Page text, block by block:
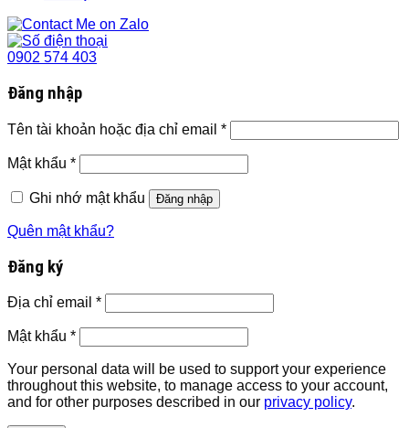
0902 574 403
Đăng nhập
Tên tài khoản hoặc địa chỉ email *
Mật khẩu *
Ghi nhớ mật khẩu Đăng nhập
Quên mật khẩu?
Đăng ký
Địa chỉ email *
Mật khẩu *
Your personal data will be used to support your experience
throughout this website, to manage access to your account,
and for other purposes described in our privacy policy.